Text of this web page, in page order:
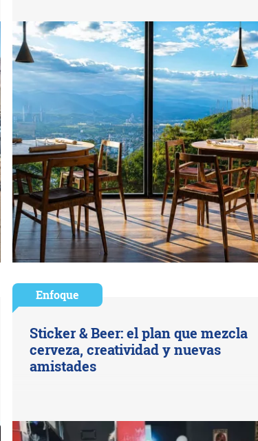
Enfoque
Sticker & Beer: el plan que mezcla
cerveza, creatividad y nuevas
amistades